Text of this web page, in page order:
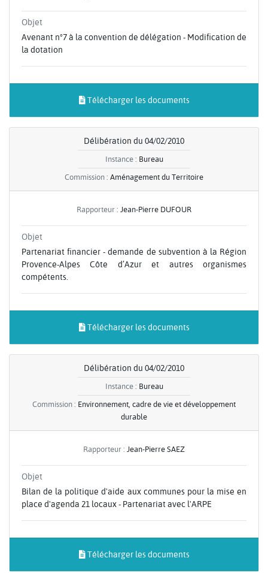
Objet
Avenant n°7 à la convention de délégation - Modification de
la dotation
Télécharger les documents
Délibération du 04/02/2010
Instance : Bureau
Commission : Aménagement du Territoire
Rapporteur : Jean-Pierre DUFOUR
Objet
Partenariat financier - demande de subvention à la Région
Provence-Alpes Côte d’Azur et autres organismes
compétents.
Télécharger les documents
Délibération du 04/02/2010
Instance : Bureau
Commission : Environnement, cadre de vie et développement
durable
Rapporteur : Jean-Pierre SAEZ
Objet
Bilan de la politique d'aide aux communes pour la mise en
place d'agenda 21 locaux - Partenariat avec l'ARPE
Télécharger les documents